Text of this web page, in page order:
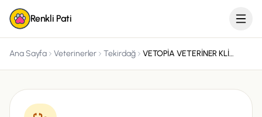
Renkli Pati
Ana Sayfa Veterinerler Tekirdağ VETOPİA VETERİNER KLİNİĞİ